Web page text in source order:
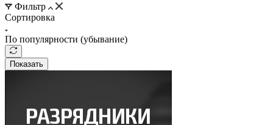
Фильтр
Сортировка
По популярности (убывание)
Показать